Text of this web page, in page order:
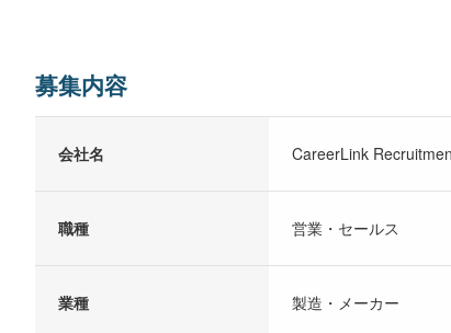
募集内容
会社名 CareerLink
職種 営業・セールス
業種 製造・メーカー